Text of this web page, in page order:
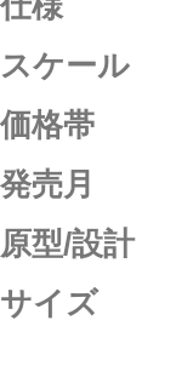
スケール
価格帯
発売月
原型/設計
サイズ